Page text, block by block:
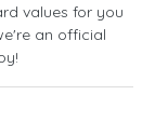
values for you
an official